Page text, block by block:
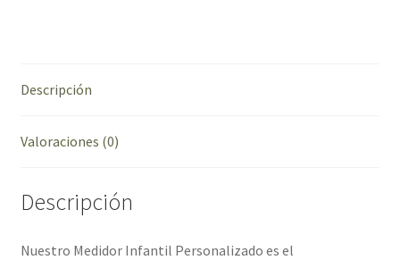
Descripción
Valoraciones (0)
Descripción
Nuestro Medidor Infantil Personalizado es el